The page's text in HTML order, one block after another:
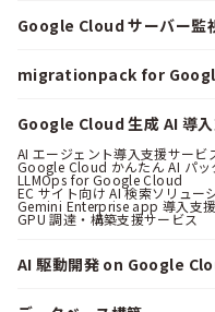
Google Cloud サーバー監
migrationpack for
Google Cloud 生成 AI 導
AI エージェント導入支援サービ
Google Cloud かんたん AI パッ
LLMOps for Google Cloud
EC サイト向け AI 検索ソリュー
Gemini Enterprise app 導入支
GPU 調達・構築支援サービス
AI 駆動開発 on Google